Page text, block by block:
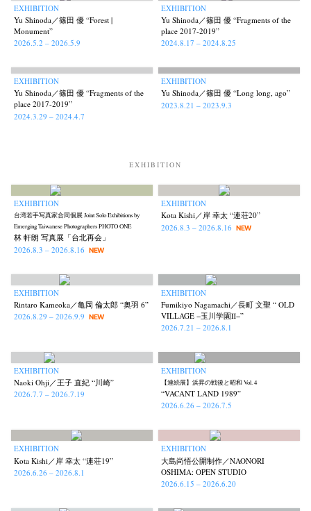
Renchan Rintaro Kameoka (32)
Special Exhibitions Takuro Yoneda (44) Tomonori Ryu
EXHIBITION
Yu Shinoda／篠田 優 “Forest |
Monument”
2026.5.2 – 2026.5.9
EXHIBITION
Yu Shinoda／篠田 優 “Fragments of the
place 2017-2019”
2024.8.17 – 2024.8.25
EXHIBITION
Yu Shinoda／篠田 優 “Fragments of the
place 2017-2019”
2024.3.29 – 2024.4.7
EXHIBITION
Yu Shinoda／篠田 優 “Long long, ago”
2023.8.21 – 2023.9.3
EXHIBITION
EXHIBITION
台湾若手写真家合同個展 Joint Solo Exhibitions by
Emerging Taiwanese Photographers PHOTO ONE
林 軒朗 写真展「台北再会」
2026.8.3 – 2026.8.16
NEW
EXHIBITION
Kota Kishi／岸 幸太 “連荘20”
2026.8.3 – 2026.8.16 NEW
EXHIBITION
Rintaro Kameoka／亀岡 倫太郎 “奥羽 6”
2026.8.29 – 2026.9.9
NEW
EXHIBITION
Fumikiyo Nagamachi／長町 文聖 “ OLD
VILLAGE −玉川学園Ⅱ−”
2026.7.21 – 2026.8.1
EXHIBITION
Naoki Ohji／王子 直紀 “川崎”
2026.7.7 – 2026.7.19
EXHIBITION
【連続展】浜昇の戦後と昭和 Vol. 4
“VACANT LAND 1989”
2026.6.26 – 2026.7.5
EXHIBITION
Kota Kishi／岸 幸太 “連荘19”
2026.6.26 – 2026.8.1
EXHIBITION
大島尚悟公開制作／NAONORI
OSHIMA: OPEN STUDIO
2026.6.15 – 2026.6.20